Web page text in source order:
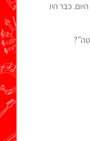
כבר היו